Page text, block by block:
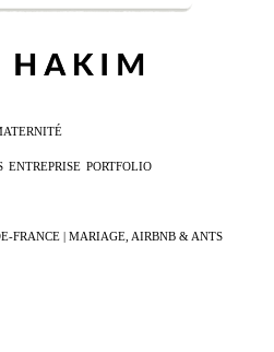
ENTREPRISE PORTFOLIO
FRANCE | MARIAGE, AIRBNB & ANTS